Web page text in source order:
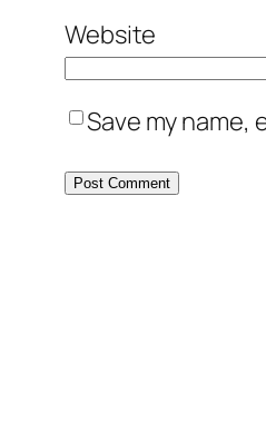
Website
Save my